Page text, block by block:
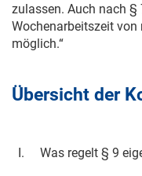
zulassen. Auch nach §
Wochenarbeitszeit
möglich.“
Übersicht der
I. Was regelt § 9